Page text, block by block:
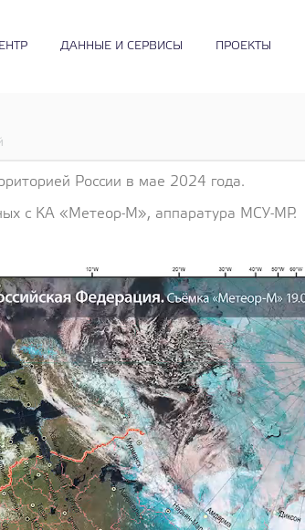
ДАННЫЕ И СЕРВИСЫ ПРОЕКТЫ
России в мае 2024 года.
с КА «Метеор-М», аппаратура МСУ-МР.